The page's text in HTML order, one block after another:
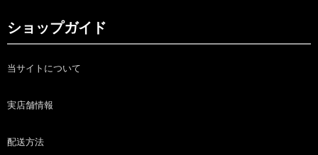
ショップガイド
当サイトについて
実店舗情報
配送方法